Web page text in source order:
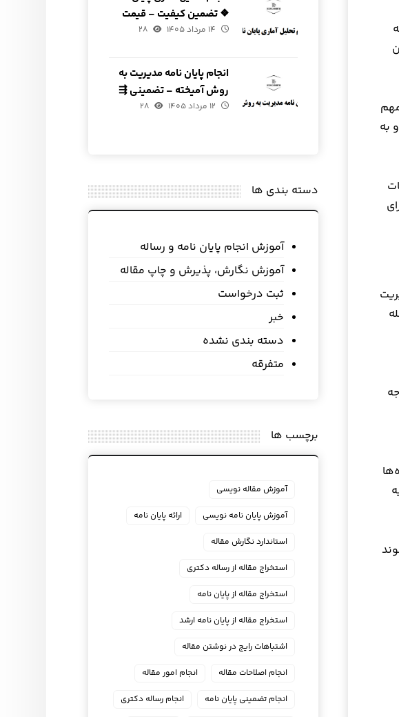
به
❖ تضمین کیفیت – قیمت
مناسب
۱۴ مرداد ۱۴۰۵ ۲۸
انجام پایان نامه مدیریت به
روش آمیخته – تضمینی ⇶
فوری
۱۲ مرداد ۱۴۰۵ ۲۸
دسته بندی ها
آموزش انجام پایان نامه و رساله
آموزش نگارش، پذیرش و چاپ مقاله
ثبت درخواست
خبر
دسته بندی نشده
متفرقه
برچسب ها
آموزش مقاله نویسی
آموزش پایان نامه نویسی
ارائه پایان نامه
استاندارد نگارش مقاله
استخراج مقاله از رساله دکتری
استخراج مقاله از پایان نامه
استخراج مقاله از پایان نامه ارشد
اشتباهات رایج در نوشتن مقاله
انجام اصلاحات مقاله
انجام امور مقاله
انجام تضمینی پایان نامه
انجام رساله دکتری